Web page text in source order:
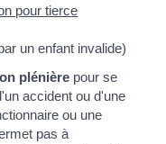
pour tierce
un enfant invalide)
plénière pour se
accident ou d'une
ou une
pas à